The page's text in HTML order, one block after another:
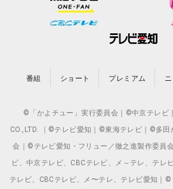
番組 ショート プレミアム
©「かよチュー」実行委員会｜©中京テレビ
CO.,LTD. ｜©テレビ愛知｜©東海テレビ｜©多田
会｜©テレビ愛知・フリュー／徹之進製作委員
ビ、中京テレビ、CBCテレビ、メ～テレ、テレ
テレビ、CBCテレビ、メ〜テレ、テレビ愛知